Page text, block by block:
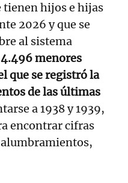
tienen hijos e hijas
2026 y que se
al sistema
menores
que se registró la
de las últimas
a 1938 y 1939,
encontrar cifras